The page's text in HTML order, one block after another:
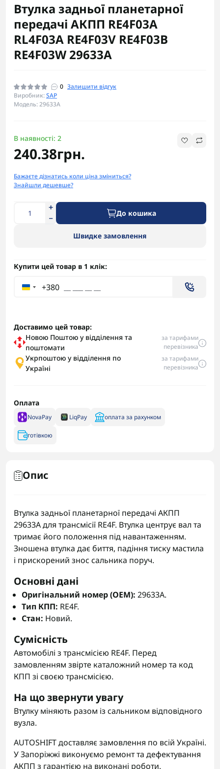
Втулка задньої планетарної
передачі АКПП RE4F03A
RL4F03A RE4F03V RE4F03B
RE4F03W 29633A
0 Залишити відгук
Виробник:SAP
Модель: 29633A
В наявності: 2
240.38грн.
Бажаєте дізнатись коли ціна зміниться?
Знайшли дешевше?
До кошика
Швидке замовлення
Купити цей товар в 1 клік:
+380
Доставимо цей товар:
Новою Поштою у відділення та
поштомати
за тарифами
перевізника
Укрпоштою у відділення по
Україні
за тарифами
перевізника
Оплата
NovaPay LiqPay оплата за рахунком
готівкою
Опис
Втулка задньої планетарної передачі АКПП
29633A для трансмісії RE4F. Втулка центрує вал та
тримає його положення під навантаженням.
Зношена втулка дає биття, падіння тиску мастила
і прискорений знос сальника поруч.
Основні дані
Оригінальний номер (OEM): 29633A.
Тип КПП: RE4F.
Стан: Новий.
Сумісність
Автомобілі з трансмісією RE4F. Перед
замовленням звірте каталожний номер та код
КПП зі своєю трансмісією.
На що звернути увагу
Втулку міняють разом із сальником відповідного
вузла.
AUTOSHIFT доставляє замовлення по всій Україні.
У Запоріжжі виконуємо ремонт та дефектування
АКПП з гарантією на виконані роботи.